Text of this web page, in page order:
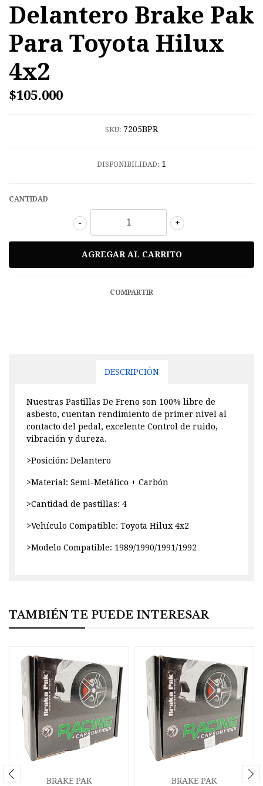
Delantero Brake Pak
Para Toyota Hilux
4x2
$105.000
SKU: 7205BPR
DISPONIBILIDAD: 1
CANTIDAD
+
-
COMPARTIR
DESCRIPCIÓN
Nuestras Pastillas De Freno son 100% libre de
asbesto, cuentan rendimiento de primer nivel al
contacto del pedal, excelente Control de ruido,
vibración y dureza.
>Posición: Delantero
>Material: Semi-Metálico + Carbón
>Cantidad de pastillas: 4
>Vehículo Compatible: Toyota Hilux 4x2
>Modelo Compatible: 1989/1990/1991/1992
TAMBIÉN TE PUEDE INTERESAR
BRAKE PAK BRAKE PAK